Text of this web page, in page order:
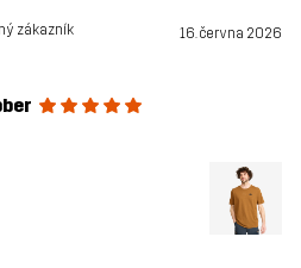
zákazník 16. června 2026